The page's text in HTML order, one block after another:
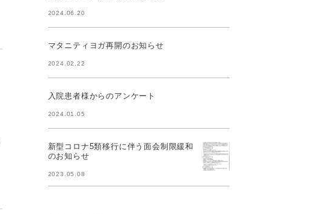
2024.06.20
マタニティヨガ再開のお知らせ
2024.02.22
入院患者様からのアンケート
2024.01.05
新型コロナ5類移行に伴う面会制限緩和
のお知らせ
2023.05.08